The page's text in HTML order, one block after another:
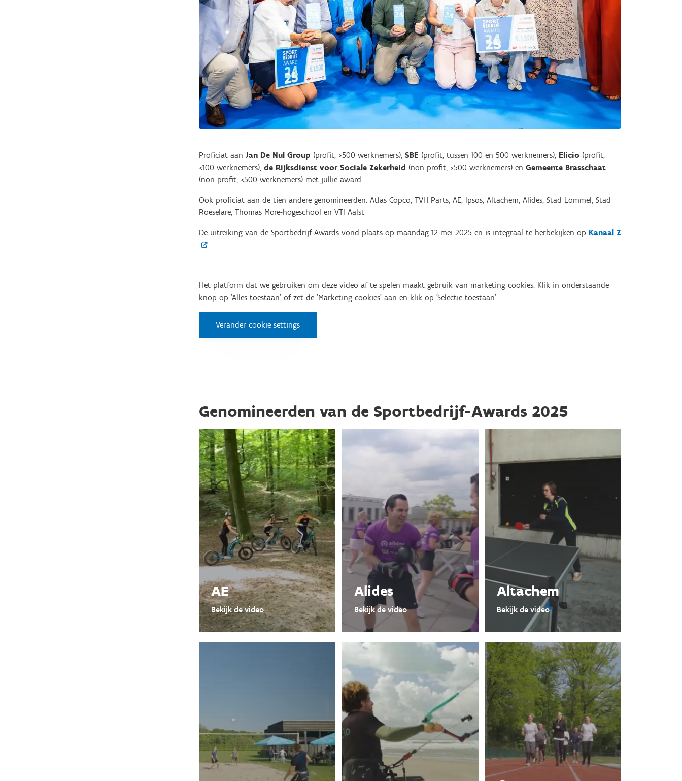
Proficiat aan Jan De Nul Group (profit, >500 werknemers), SBE (profit, tussen 100 en 500 werknemers), Elicio (profit,
<100 werknemers), de Rijksdienst voor Sociale Zekerheid (non-profit, >500 werknemers) en Gemeente Brasschaat
(non-profit, <500 werknemers) met jullie award.
Ook proficiat aan de tien andere genomineerden: Atlas Copco, TVH Parts, AE, Ipsos, Altachem, Alides, Stad Lommel, Stad
Roeselare, Thomas More-hogeschool en VTI Aalst
De uitreiking van de Sportbedrijf-Awards vond plaats op maandag 12 mei 2025 en is integraal te herbekijken op Kanaal Z
.
Het platform dat we gebruiken om deze video af te spelen maakt gebruik van marketing cookies. Klik in onderstaande
knop op 'Alles toestaan' of zet de 'Marketing cookies' aan en klik op 'Selectie toestaan'.
Verander cookie settings
Genomineerden van de Sportbedrijf-Awards 2025
AE
Bekijk de video
Alides
Bekijk de video
Altachem
Bekijk de video